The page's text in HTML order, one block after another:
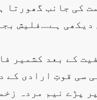
کی جانب
ہے….فلیش
کے بعد کشمیر
سی قوتِ ارادی
پڑے نیم مردہ